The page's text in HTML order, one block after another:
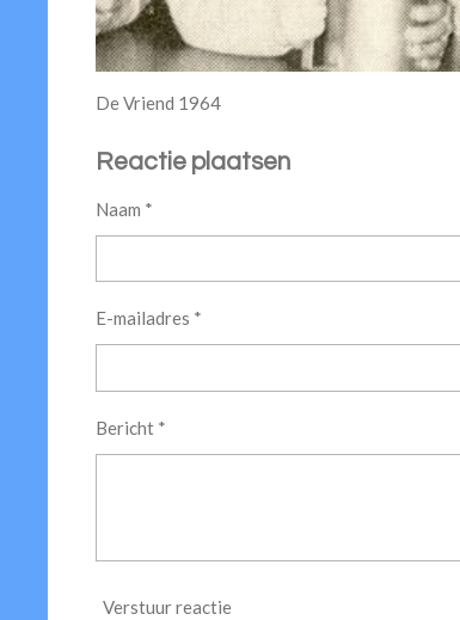
De Vriend 1964
Reactie plaatsen
Naam *
E-mailadres *
Bericht *
Verstuur reactie